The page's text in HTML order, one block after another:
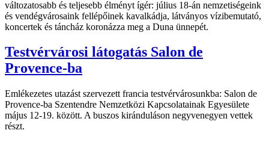
változatosabb és teljesebb élményt ígér: július 18-án nemzetiségeink
és vendégvárosaink fellépőinek kavalkádja, látványos vízibemutató,
koncertek és táncház koronázza meg a Duna ünnepét.
Testvérvárosi látogatás Salon de
Provence-ba
Emlékezetes utazást szervezett francia testvérvárosunkba: Salon de
Provence-ba Szentendre Nemzetközi Kapcsolatainak Egyesülete
május 12-19. között. A buszos kiránduláson negyvenegyen vettek
részt.